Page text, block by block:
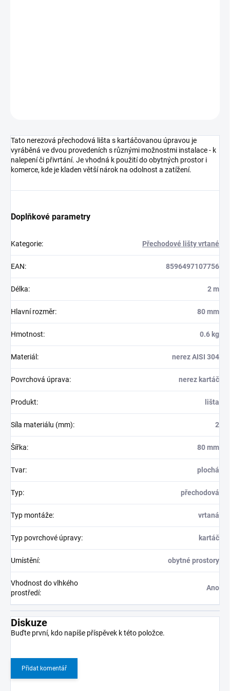
Tato nerezová přechodová lišta s kartáčovanou úpravou je
vyráběná ve dvou provedeních s různými možnostmi instalace - k
nalepení či přivrtání. Je vhodná k použití do obytných prostor i
komerce, kde je kladen větší nárok na odolnost a zatížení.
Doplňkové parametry
Kategorie: Přechodové lišty vrtané
EAN: 8596497107756
Délka: 2 m
Hlavní rozměr: 80 mm
Hmotnost: 0.6 kg
Materiál : nerez AISI 304
Povrchová úprava: nerez kartáč
Produkt: lišta
Síla materiálu (mm): 2
Šířka: 80 mm
Tvar: plochá
Typ: přechodová
Typ montáže: vrtaná
Typ povrchové úpravy: kartáč
Umístění: obytné prostory
Vhodnost do vlhkého
prostředí:
Ano
Diskuze
Buďte první, kdo napíše příspěvek k této položce.
Přidat komentář